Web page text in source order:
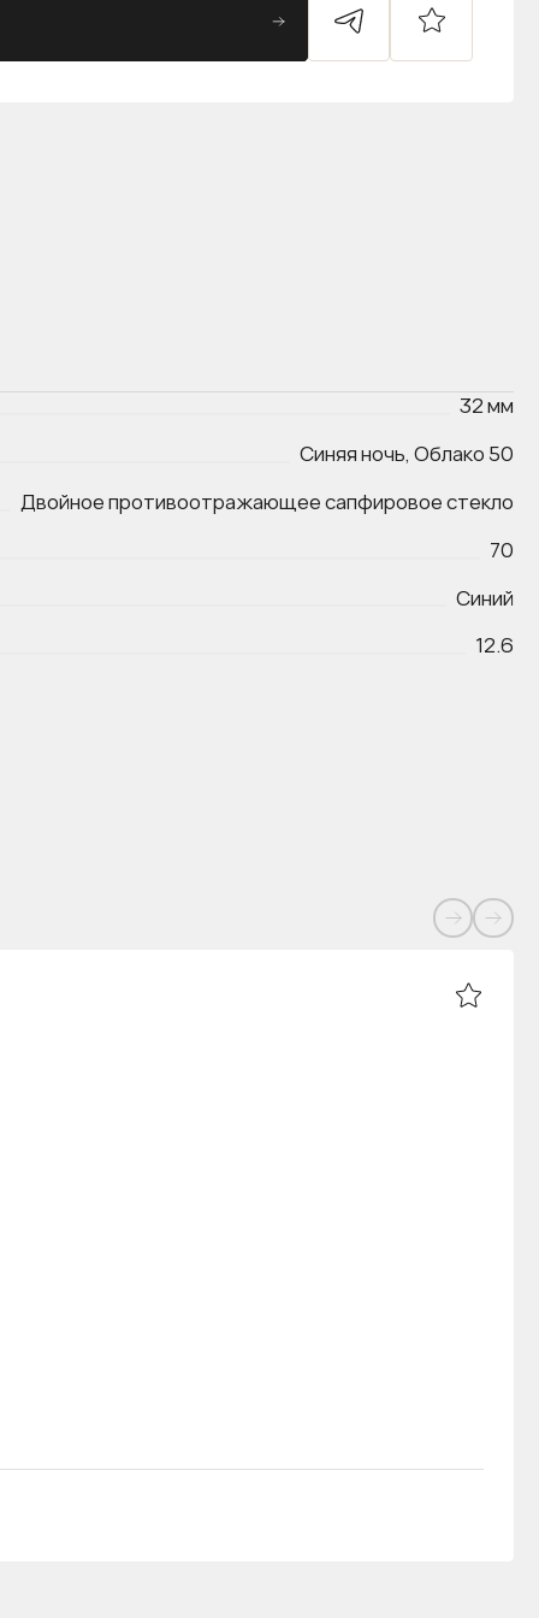
32 мм
Синяя ночь, Облако 50
Двойное противоотражающее сапфировое стекло
70
Синий
12.6